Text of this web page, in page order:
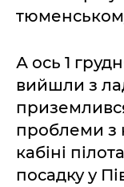
А ось 1
вийшли з
проблеми з
кабіні
посадку у